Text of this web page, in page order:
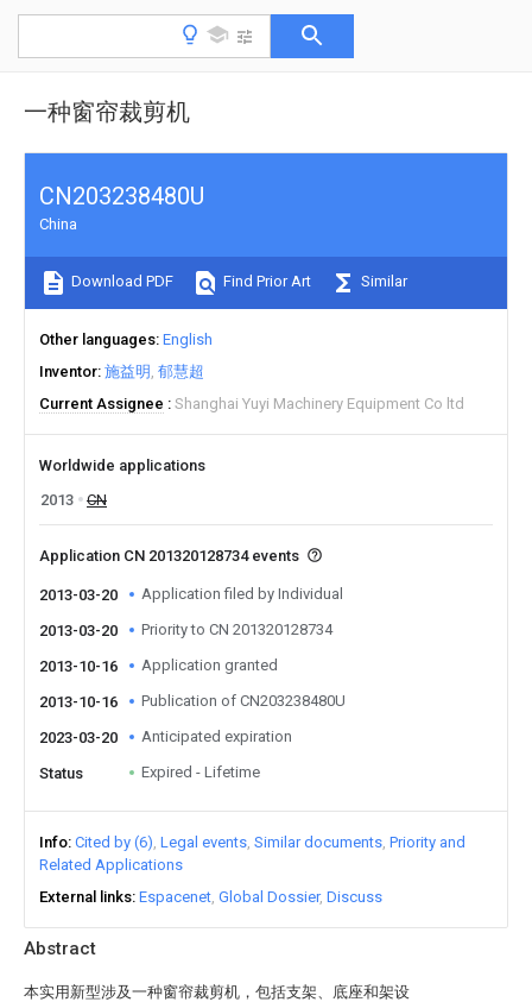
一种窗帘裁剪机
Abstract
本实用新型涉及一种窗帘裁剪机，包括支架、底座和架设
CN203238480U
China
Download PDF Find Prior Art Similar
Other languages English
Inventor 施益明 郁慧超
Current Assignee
Shanghai Yuyi Machinery Equipment Co ltd
Worldwide applications
2013
CN
Application CN 201320128734 events
2013-03-20 Application filed by Individual
2013-03-20 Priority to CN 201320128734
2013-10-16 Application granted
2013-10-16 Publication of CN203238480U
2023-03-20 Anticipated expiration
Status Expired - Lifetime
Info Cited by (6) Legal events Similar documents Priority and
Related Applications
External links Espacenet Global Dossier Discuss